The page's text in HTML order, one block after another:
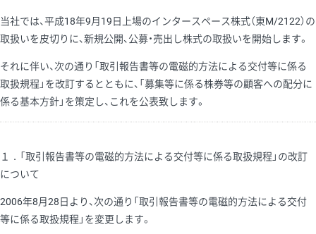
当社では、平成18年9月19日上場のインタースペース株式（東M/2122）の
取扱いを皮切りに、新規公開、公募・売出し株式の取扱いを開始します。
それに伴い、次の通り「取引報告書等の電磁的方法による交付等に係る
取扱規程」を改訂するとともに、「募集等に係る株券等の顧客への配分に
係る基本方針」を策定し、これを公表致します。
１．「取引報告書等の電磁的方法による交付等に係る取扱規程」の改訂
について
2006年8月28日より、次の通り「取引報告書等の電磁的方法による交付
等に係る取扱規程」を変更します。